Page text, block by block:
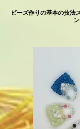
ビーズ作りの基本の技法